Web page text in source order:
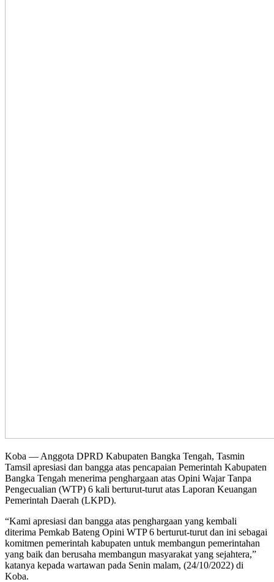
Koba — Anggota DPRD Kabupaten Bangka Tengah, Tasmin
Tamsil apresiasi dan bangga atas pencapaian Pemerintah Kabupaten
Bangka Tengah menerima penghargaan atas Opini Wajar Tanpa
Pengecualian (WTP) 6 kali berturut-turut atas Laporan Keuangan
Pemerintah Daerah (LKPD).
“Kami apresiasi dan bangga atas penghargaan yang kembali
diterima Pemkab Bateng Opini WTP 6 berturut-turut dan ini sebagai
komitmen pemerintah kabupaten untuk membangun pemerintahan
yang baik dan berusaha membangun masyarakat yang sejahtera,”
katanya kepada wartawan pada Senin malam, (24/10/2022) di
Koba.